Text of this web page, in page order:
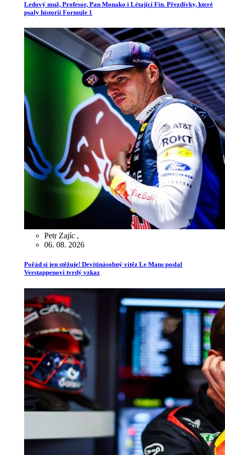
Ledový muž, Profesor, Pan Monako i Létající Fin. Přezdívky, které
psaly historii Formule 1
Petr Zajíc ,
06. 08. 2026
Pořád si jen stěžuje! Devítinásobný vítěz Le Mans poslal
Verstappenovi tvrdý vzkaz